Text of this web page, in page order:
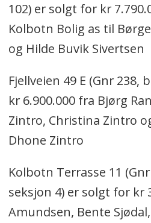
102) er solgt for kr
Kolbotn Bolig as til
og Hilde Buvik Sivertsen
Fjellveien 49 E (Gnr 238,
kr 6.900.000 fra Bjørg
Zintro, Christina Zintro
Dhone Zintro
Kolbotn Terrasse 11
seksjon 4) er solgt for kr
Amundsen, Bente